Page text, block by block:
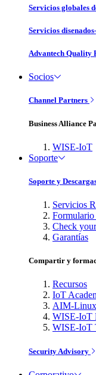
Servicios globales
Servicios
Advantech Quality
Socios
Channel Partners
Business Alliance
WISE-IoT
Soporte
Soporte y
Servicios
Formulario
Check
Garantías
Compartir y
Recursos
IoT
AIM-
WISE-IoT
WISE-IoT
Security Advisory